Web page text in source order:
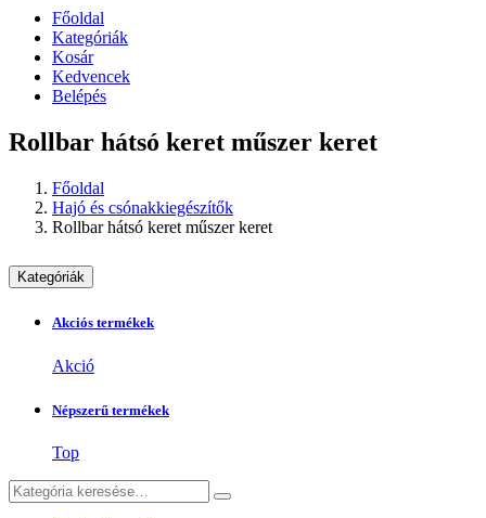
Főoldal
Kategóriák
Kosár
Kedvencek
Belépés
Rollbar hátsó keret műszer keret
Főoldal
Hajó és csónakkiegészítők
Rollbar hátsó keret műszer keret
Kategóriák
Akciós termékek
Akció
Népszerű termékek
Top